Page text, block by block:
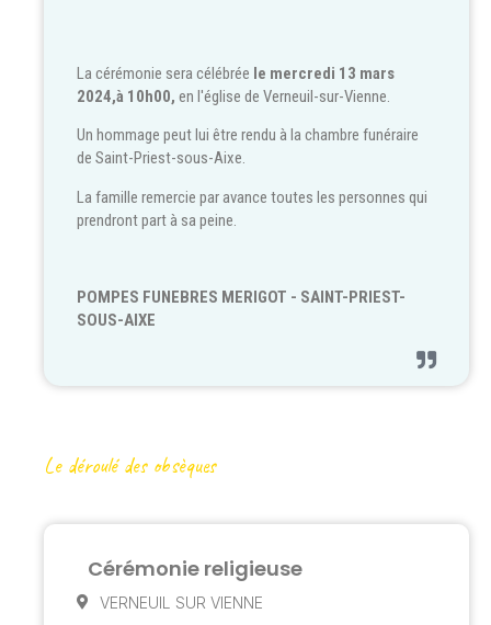
La cérémonie sera célébrée le mercredi 13 mars
2024,à 10h00, en l'église de Verneuil-sur-Vienne.
Un hommage peut lui être rendu à la chambre funéraire
de Saint-Priest-sous-Aixe.
La famille remercie par avance toutes les personnes qui
prendront part à sa peine.
POMPES FUNEBRES MERIGOT - SAINT-PRIEST-
SOUS-AIXE
Le déroulé des obsèques
Cérémonie religieuse
VERNEUIL SUR VIENNE